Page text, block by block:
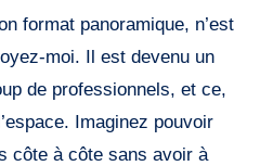
format panoramique, n’est
moi. Il est devenu un
de professionnels, et ce,
Imaginez pouvoir
côte à côte sans avoir à